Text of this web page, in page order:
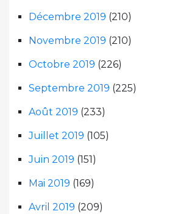
Décembre 2019 (210)
Novembre 2019 (210)
Octobre 2019 (226)
Septembre 2019 (225)
Août 2019 (233)
Juillet 2019 (105)
Juin 2019 (151)
Mai 2019 (169)
Avril 2019 (209)